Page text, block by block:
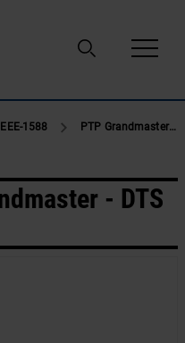
1588 PTP Grandmaster
- DTS